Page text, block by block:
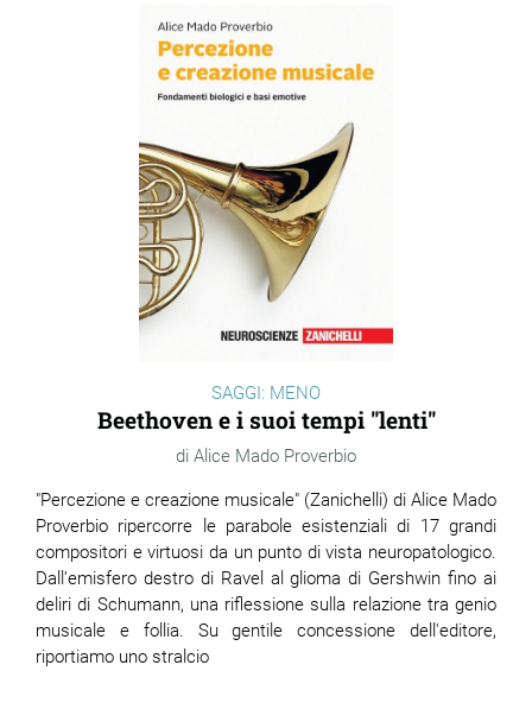
SAGGI: MENO
Beethoven e i suoi tempi "lenti"
Alice Mado Proverbio
"Percezione e creazione musicale" (Zanichelli) di Alice Mado
Proverbio ripercorre le parabole esistenziali di 17 grandi
compositori e virtuosi da un punto di vista neuropatologico.
Dall’emisfero destro di Ravel al glioma di Gershwin fino ai
deliri di Schumann, una riflessione sulla relazione tra genio
musicale e follia. Su gentile concessione dell'editore,
riportiamo uno stralcio